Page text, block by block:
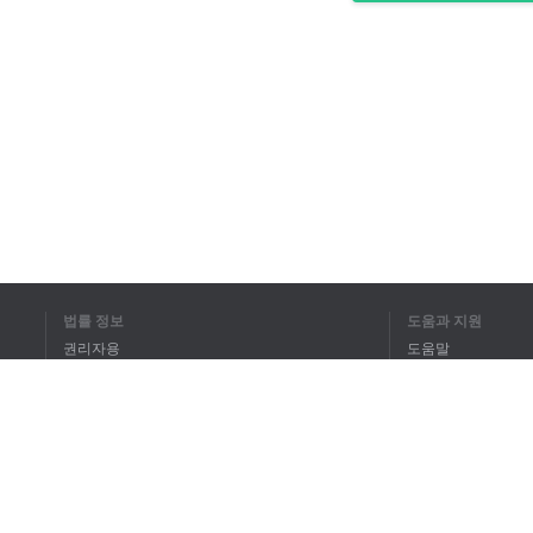
법률 정보
권리자용
도움과 지원
도움말